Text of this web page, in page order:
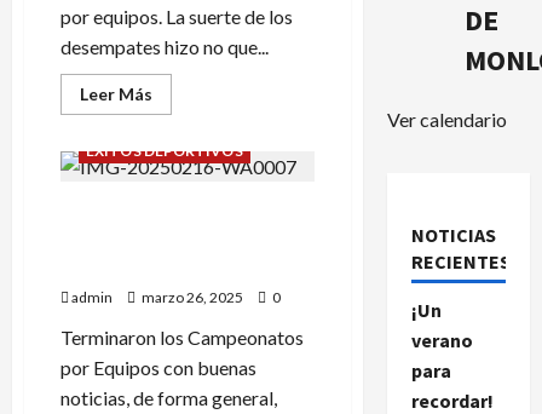
por equipos. La suerte de los
desempates hizo no que...
Leer Más
más
TORNEO
DE
ÉXITOS DEPORTIVOS
admin marzo 26, 2025 0
Terminaron los Campeonatos
por Equipos con buenas
noticias, de forma general,
DE
Ver calendario
NOTICIAS
RECIENTES.
¡Un
verano
para
recordar!